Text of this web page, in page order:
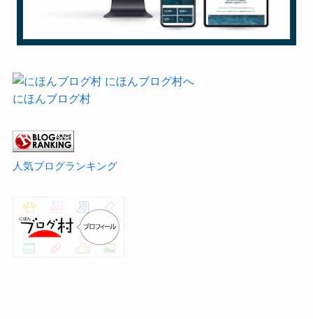
にほんブログ村
人気ブログランキング